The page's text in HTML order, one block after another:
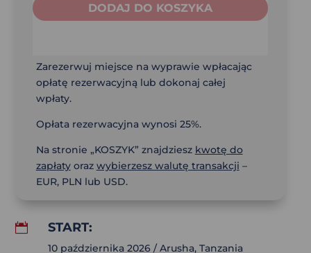
DODAJ DO KOSZYKA
Zarezerwuj miejsce na wyprawie wpłacając
opłatę rezerwacyjną lub dokonaj całej
wpłaty.
Opłata rezerwacyjna wynosi 25%.
Na stronie „KOSZYK” znajdziesz kwotę do
zapłatyoraz wybierzesz walutę transakcji –
EUR, PLN lub USD.
 START:
10 października 2026 / Arusha, Tanzania